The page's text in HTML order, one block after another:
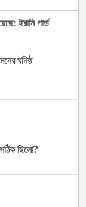
ইরানি গার্ড
ঘনিষ্ঠ
ছিলো?